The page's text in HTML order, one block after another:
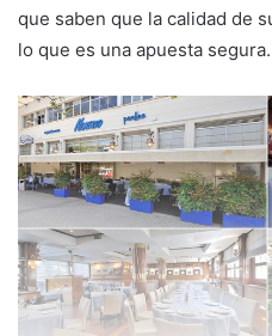
que saben que la calidad de
lo que es una apuesta segura.